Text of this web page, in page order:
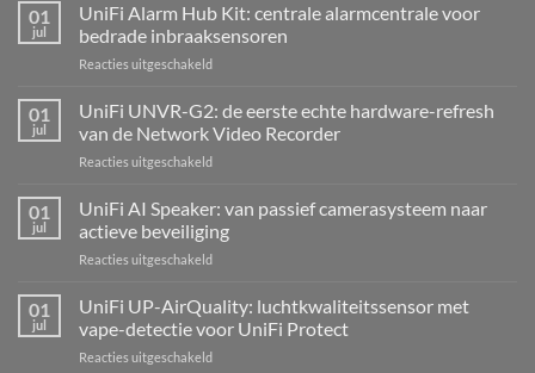
01
jul
UniFi Alarm Hub Kit: centrale alarmcentrale voor
bedrade inbraaksensoren
Reacties uitgeschakeldvoor
Alarm
Kit:
centrale
voor
inbraaksensoren
01
jul
UniFi UNVR-G2: de eerste echte hardware-refresh
van de Network Video Recorder
Reacties uitgeschakeldvoor
de
eerste
hardware-
refresh
de
01
jul
UniFi AI Speaker: van passief camerasysteem naar
actieve beveiliging
Reacties uitgeschakeldvoor
Speaker:
van
passief
01
jul
UniFi UP-AirQuality: luchtkwaliteitssensor met
vape-detectie voor UniFi Protect
Reacties uitgeschakeldvoor